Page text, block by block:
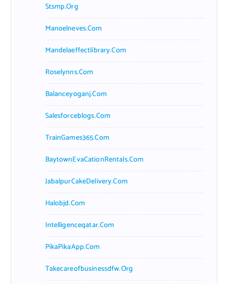
Stsmp.org
Manoelneves.com
Mandelaeffectlibrary.com
Roselynns.com
Balanceyoganj.com
Salesforceblogs.com
TrainGames365.com
BaytownEvaCationRentals.com
JabalpurCakeDelivery.com
Halobjd.com
Intelligenceqatar.com
PikaPikaApp.com
Takecareofbusinessdfw.org